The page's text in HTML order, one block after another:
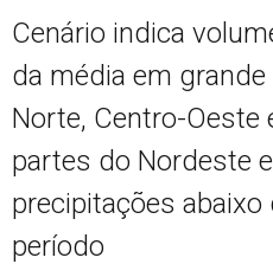
Cenário indica
da média em
Norte, Centro-Oeste
partes do Nordeste
precipitações
período